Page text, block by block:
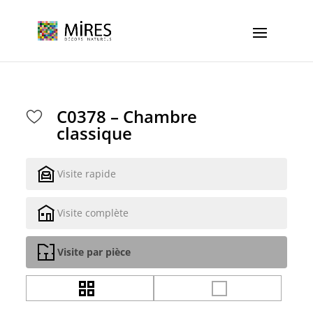
C0378 – Chambre
classique
Visite rapide
Visite complète
Visite par pièce